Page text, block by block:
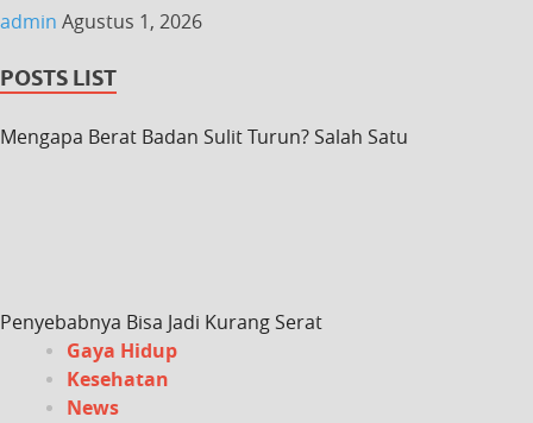
admin Agustus 1, 2026
POSTS LIST
Mengapa Berat Badan Sulit Turun? Salah Satu
Penyebabnya Bisa Jadi Kurang Serat
Gaya Hidup
Kesehatan
News